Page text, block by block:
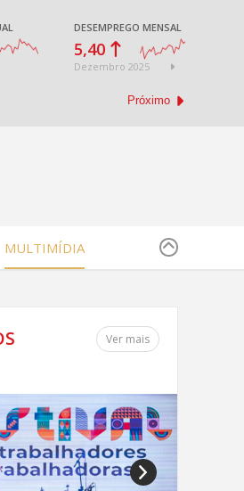
DESEMPREGO MENSAL
5,40
Dezembro 2025
Próximo
MULTIMÍDIA
Ver mais